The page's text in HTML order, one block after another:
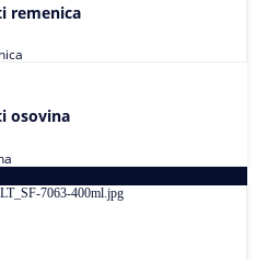
remenica
osovina